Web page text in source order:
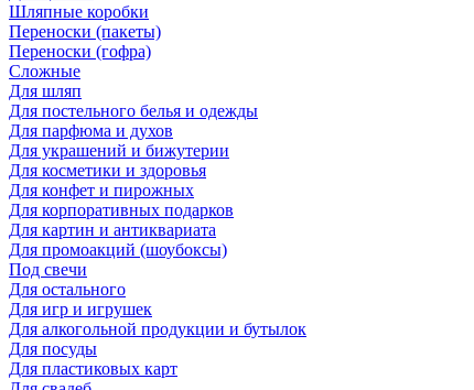
Шляпные коробки
Переноски (пакеты)
Переноски (гофра)
Сложные
Для шляп
Для постельного белья и одежды
Для парфюма и духов
Для украшений и бижутерии
Для косметики и здоровья
Для конфет и пирожных
Для корпоративных подарков
Для картин и антиквариата
Для промоакций (шоубоксы)
Под свечи
Для остального
Для игр и игрушек
Для алкогольной продукции и бутылок
Для посуды
Для пластиковых карт